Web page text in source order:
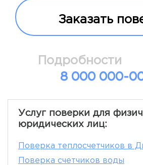
Заказать
Подробности
8 000 000-
Услуг поверки для
юридических лиц:
Поверка теплосчетчиков в
Поверка счетчиков воды